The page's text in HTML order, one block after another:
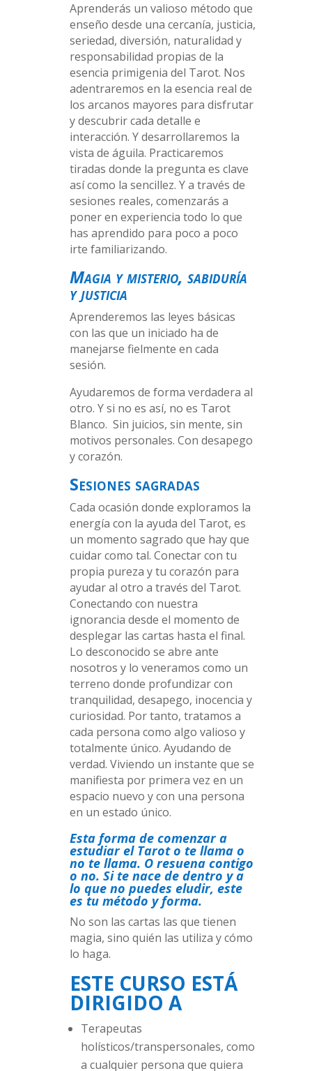
Aprenderás un valioso método que
enseño desde una cercanía, justicia,
seriedad, diversión, naturalidad y
responsabilidad propias de la
esencia primigenia del Tarot. Nos
adentraremos en la esencia real de
los arcanos mayores para disfrutar
y descubrir cada detalle e
interacción. Y desarrollaremos la
vista de águila. Practicaremos
tiradas donde la pregunta es clave
así como la sencillez. Y a través de
sesiones reales, comenzarás a
poner en experiencia todo lo que
has aprendido para poco a poco
irte familiarizando.
Magia y misterio, sabiduría
y justicia
Aprenderemos las leyes básicas
con las que un iniciado ha de
manejarse fielmente en cada
sesión.
Ayudaremos de forma verdadera al
otro. Y si no es así, no es Tarot
Blanco. Sin juicios, sin mente, sin
motivos personales. Con desapego
y corazón.
Sesiones sagradas
Cada ocasión donde exploramos la
energía con la ayuda del Tarot, es
un momento sagrado que hay que
cuidar como tal. Conectar con tu
propia pureza y tu corazón para
ayudar al otro a través del Tarot.
Conectando con nuestra
ignorancia desde el momento de
desplegar las cartas hasta el final.
Lo desconocido se abre ante
nosotros y lo veneramos como un
terreno donde profundizar con
tranquilidad, desapego, inocencia y
curiosidad. Por tanto, tratamos a
cada persona como algo valioso y
totalmente único. Ayudando de
verdad. Viviendo un instante que se
manifiesta por primera vez en un
espacio nuevo y con una persona
en un estado único.
Esta forma de comenzar a
estudiar el Tarot o te llama o
no te llama. O resuena contigo
o no. Si te nace de dentro y a
lo que no puedes eludir, este
es tu método y forma.
No son las cartas las que tienen
magia, sino quién las utiliza y cómo
lo haga.
ESTE CURSO ESTÁ
DIRIGIDO A
Terapeutas
holísticos/transpersonales, como
a cualquier persona que quiera